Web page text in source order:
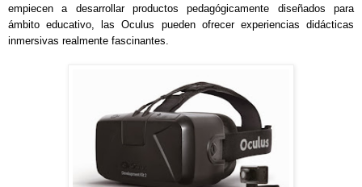
empiecen a desarrollar productos pedagógicamente diseñados para
ámbito educativo,
las Oculus pueden ofrecer experiencias didácticas
inmersivas realmente fascinantes.